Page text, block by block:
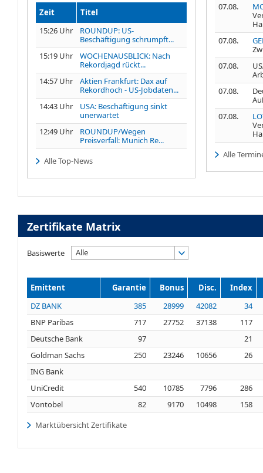
Zeit
Titel
15:26 Uhr
ROUNDUP: US-
Beschäftigung schrumpft...
15:19 Uhr
WOCHENAUSBLICK: Nach
Rekordjagd rückt...
14:57 Uhr
Aktien Frankfurt: Dax auf
Rekordhoch - US-Jobdaten...
14:43 Uhr
USA: Beschäftigung sinkt
unerwartet
12:49 Uhr
ROUNDUP/Wegen
Preisverfall: Munich Re...
Alle Top-News
07.08.
07.08.
07.08.
07.08.
07.08.
Alle
Zertifikate Matrix
Basiswerte Alle
Emittent Garantie Bonus Disc.
Index
DZ BANK
385 28999 42082
34
BNP Paribas
717 27752 37138
117
Deutsche Bank
97
21
Goldman Sachs
250 23246 10656
26
ING Bank
UniCredit
540 10785 7796
286
Vontobel
82 9170 10498
158
Marktübersicht Zertifikate